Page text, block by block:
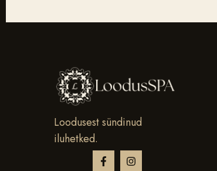
Loodusest sündinud
iluhetked.